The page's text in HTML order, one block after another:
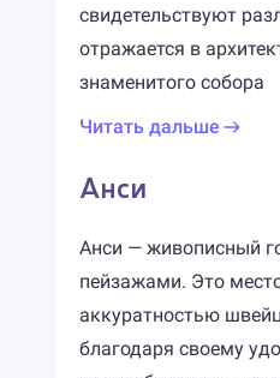
свидетельствуют
отражается в
знаменитого собора
Читать дальше
Анси
Анси — живописный
пейзажами. Это
аккуратностью
благодаря своему